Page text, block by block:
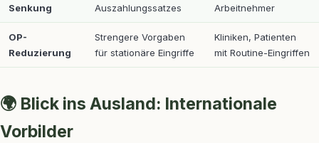
Senkung
Auszahlungssatzes
Arbeitnehmer
OP-
Reduzierung
Strengere Vorgaben
für stationäre Eingriffe
Kliniken, Patienten
mit Routine-Eingriffen
🌍 Blick ins Ausland: Internationale
Vorbilder